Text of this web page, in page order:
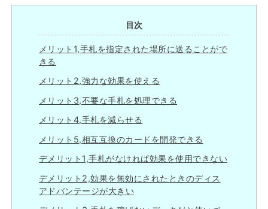
目次
メリット1,手札を指定された場所に送ることがで
きる
メリット2,強力な効果を使える
メリット3,不要な手札を処理できる
メリット4,手札を減らせる
メリット5,相互互換のカードを開発できる
デメリット1,手札がなければ効果を使用できない
デメリット2,効果を無効にされたときのディス
アドバンテージが大きい